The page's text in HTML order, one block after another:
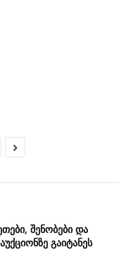
შენობები და
გაიტანეს